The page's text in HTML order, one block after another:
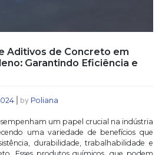
Aditivos de Concreto em
Garantindo Eficiência e
by Poliana
um papel crucial na indústria
uma variedade de benefícios que
durabilidade, trabalhabilidade e